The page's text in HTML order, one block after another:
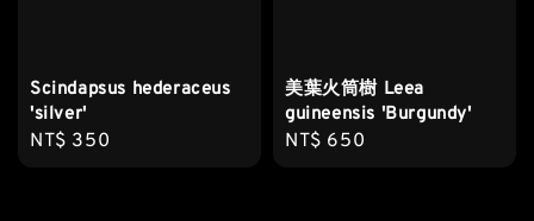
Scindapsus hederaceus
'silver'
Regular
NT$ 350
美葉火筒樹 Leea
guineensis 'Burgundy'
Regular
NT$ 650